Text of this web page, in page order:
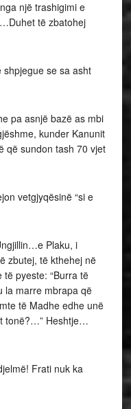
një trashigimi e
të zbatohej
se sa asht
pa asnjë bazë as mbi
kunder Kanunit
që sundon tash 70 vjet
vetgjyqësinë “si e
Plaku, i
zbutej, të kthehej në
pyeste: “Burra të
la marre mbrapa që
të Madhe edhe unë
tonë?…” Heshtje…
Frati nuk ka